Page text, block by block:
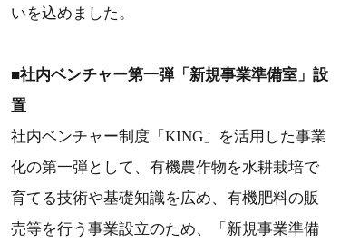
いを込めました。
■社内ベンチャー第一弾「新規事業準備室」設
置
社内ベンチャー制度「KING」を活用した事業
化の第一弾として、有機農作物を水耕栽培で
育てる技術や基礎知識を広め、有機肥料の販
売等を行う事業設立のため、「新規事業準備